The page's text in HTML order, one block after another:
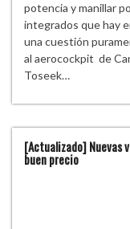
potencia y manillar
integrados que hay
una cuestión
al aerocockpit de
Toseek…
[Actualizado] Nuevas
buen precio